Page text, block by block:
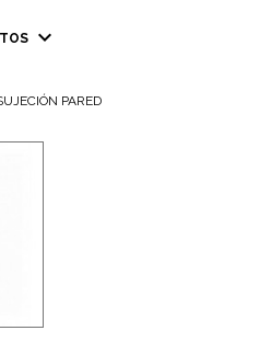
expand_more
PARED